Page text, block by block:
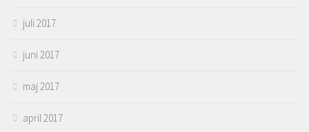
juli 2017
juni 2017
maj 2017
april 2017